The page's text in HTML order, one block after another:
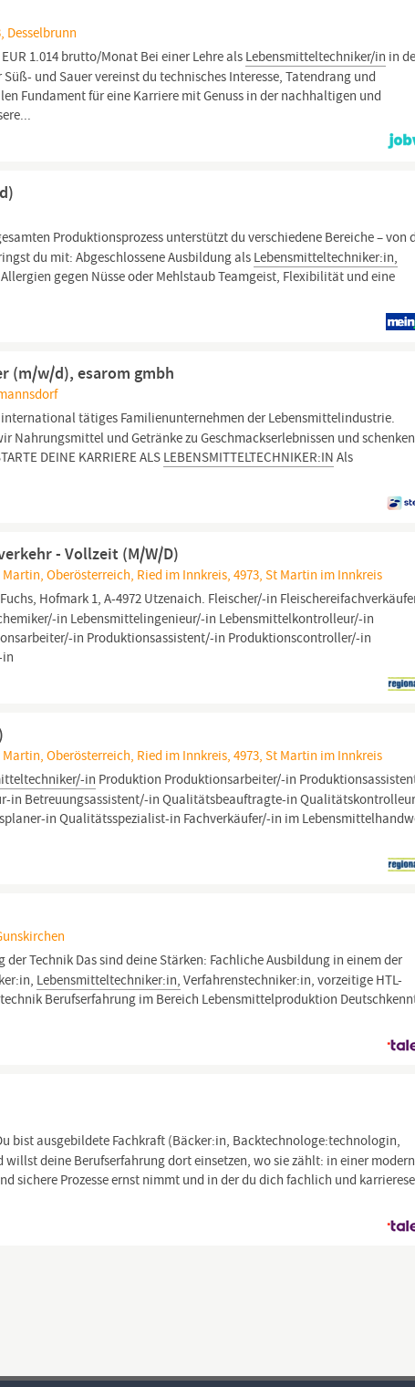
Desselbrunn
1.014 brutto/Monat Bei einer Lehre alsLebensmitteltechniker/in in
und Sauer vereinst du technisches Interesse, Tatendrang und
Fundament für eine Karriere mit Genuss in der nachhaltigen und
Produktionsprozess unterstützt du verschiedene Bereiche – von
du mit: Abgeschlossene Ausbildung als Lebensmitteltechniker:in,
gegen Nüsse oder Mehlstaub Teamgeist, Flexibilität und eine
(m/w/d), esarom gmbh
tätiges Familienunternehmen der Lebensmittelindustrie.
Nahrungsmittel und Getränke zu Geschmackserlebnissen und schenken
DEINE KARRIERE ALS LEBENSMITTELTECHNIKER:IN Als
- Vollzeit (M/W/D)
Oberösterreich, Ried im Innkreis, 4973, St Martin im Innkreis
Hofmark 1, A-4972 Utzenaich. Fleischer/-in
in Lebensmittelingenieur/-in Lebensmittelkontrolleur/-in
in Produktionsassistent/-in Produktionscontroller/-in
Oberösterreich, Ried im Innkreis, 4973, St Martin im Innkreis
in Produktion Produktionsarbeiter/-in
in Betreuungsassistent/-in Qualitätsbeauftragte-in
in Qualitätsspezialist-in Fachverkäufer/-in im
der Technik Das sind deine Stärken: Fachliche Ausbildung in einem der
Lebensmitteltechniker:in, Verfahrenstechniker:in, vorzeitige HTL-
Berufserfahrung im Bereich Lebensmittelproduktion
bist ausgebildete Fachkraft (Bäcker:in, Backtechnologe:technologin,
deine Berufserfahrung dort einsetzen, wo sie zählt: in einer
sichere Prozesse ernst nimmt und in der du dich fachlich und